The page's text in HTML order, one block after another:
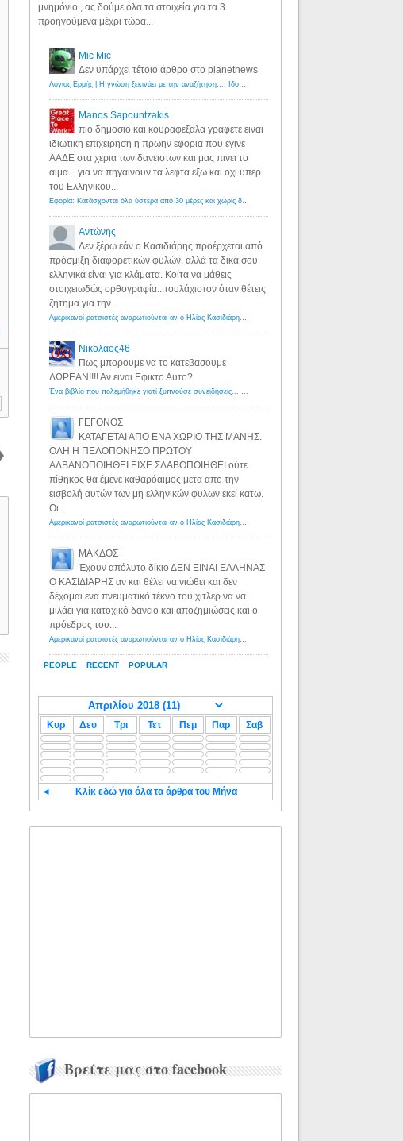
μνημόνιο , ας δούμε όλα τα στοιχεία για τα 3
προηγούμενα μέχρι τώρα...
PEOPLE RECENT POPULAR
Mic Mic
Δεν υπάρχει τέτοιο άρθρο στο planetnews
Λόγιος Ερμής | Η γνώση ξεκινάει με την αναζήτηση...: Ιδού οι 18 που χρωστούν 11 δις ευρώ!
Manos Sapountzakis
πιο δημοσιο και κουραφεξαλα γραφετε ειναι
ιδιωτικη επιχειρηση η πρωην εφορια που εγινε
ΑΑΔΕ στα χερια των δανειστων και μας πινει το
αιμα... για να πηγαινουν τα λεφτα εξω και οχι υπερ
του Ελληνικου...
Εφορία: Κατάσχονται όλα ύστερα από 30 μέρες και χωρίς δικαστικές αποφάσεις - Λόγιος Ερμής
Αντώνης
Δεν ξέρω εάν ο Κασιδιάρης προέρχεται από
πρόσμιξη διαφορετικών φυλών, αλλά τα δικά σου
ελληνικά είναι για κλάματα. Κοίτα να μάθεις
στοιχειωδώς ορθογραφία...τουλάχιστον όταν θέτεις
ζήτημα για την...
Αμερικανοί ρατσιστές αναρωτιούνται αν ο Ηλίας Κασιδιάρης ανήκει στη λευκή φυλή... - Λόγιος Ερμής
Νικολαος46
Πως μπορουμε να το κατεβασουμε
ΔΩΡΕΑΝ!!!! Αν ειναι Εφικτο Αυτο?
Ένα βιβλίο που πολεμήθηκε γιατί ξυπνούσε συνειδήσεις... - Λόγιος Ερμής | Η γνώση ξεκινάει με την αναζήτηση...
ΓΕΓΟΝΟΣ
ΚΑΤΑΓΕΤΑΙ ΑΠΟ ΕΝΑ ΧΩΡΙΟ ΤΗΣ ΜΑΝΗΣ.
ΟΛΗ Η ΠΕΛΟΠΟΝΗΣΟ ΠΡΩΤΟΥ
ΑΛΒΑΝΟΠΟΙΗΘΕΙ ΕΙΧΕ ΣΛΑΒΟΠΟΙΗΘΕΙ ούτε
πίθηκος θα έμενε καθαρόαιμος μετα απο την
εισβολή αυτών των μη ελληνικών φυλων εκεί κατω.
Οι...
Αμερικανοί ρατσιστές αναρωτιούνται αν ο Ηλίας Κασιδιάρης ανήκει στη λευκή φυλή... - Λόγιος Ερμής
ΜΑΚΔΟΣ
Έχουν απόλυτο δίκιο ΔΕΝ ΕΙΝΑΙ ΕΛΛΗΝΑΣ
Ο ΚΑΣΙΔΙΑΡΗΣ αν και θέλει να νιώθει και δεν
δέχομαι ενα πνευματικό τέκνο του χιτλερ να να
μιλάει για κατοχικό δανειο και αποζημιώσεις και ο
πρόεδρος του...
Αμερικανοί ρατσιστές αναρωτιούνται αν ο Ηλίας Κασιδιάρης ανήκει στη λευκή φυλή... - Λόγιος Ερμής
Κυρ Δευ Τρι Τετ Πεμ Παρ Σαβ
◄ Κλίκ εδώ για όλα τα άρθρα του Μήνα
Βρείτε μας στο facebook